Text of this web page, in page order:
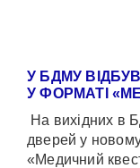
У БДМУ
У ФОРМАТІ
На вихідних в
дверей у
«Медичний